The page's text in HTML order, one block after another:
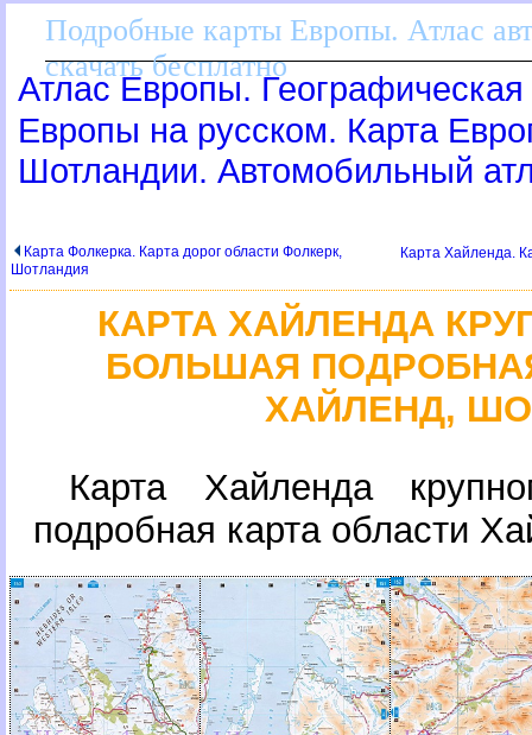
Подробные карты Европы. Атлас
скачать бесплатно
Атлас Европы. Географическая
Европы на русском. Карта
Шотландии. Автомобильный
Карта Фолкерка. Карта дорог области Фолкерк,
Шотландия
Карта Хайленда.
КАРТА ХАЙЛЕНДА
БОЛЬШАЯ
ХАЙЛЕНД,
Карта Хайленда
подробная карта области